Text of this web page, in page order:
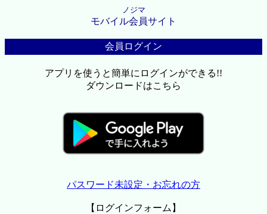
ノジマ
モバイル会員サイト
会員ログイン
アプリを使うと簡単にログインができる!!
ダウンロードはこちら
パスワード未設定・お忘れの方
【ログインフォーム】